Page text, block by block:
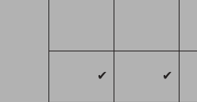
✔
✔